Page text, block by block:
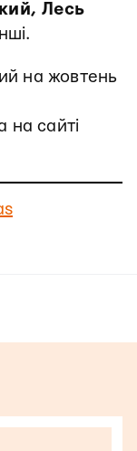
Лесь
на жовтень
на сайті